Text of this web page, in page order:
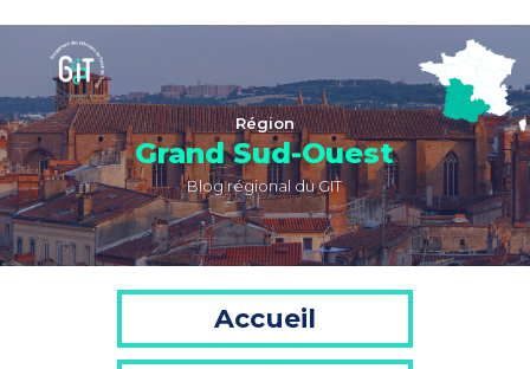
Région
Grand Sud-Ouest
Blog régional du GIT
Accueil